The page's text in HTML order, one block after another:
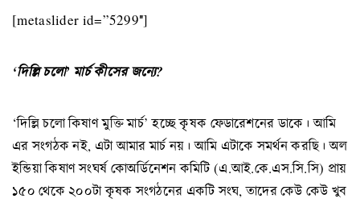
[metaslider id=”5299″]
‘দিল্লি চলো’ মার্চ কীসের জন্যে?
‘দিল্লি চলো কিষাণ মুক্তি মার্চ’ হচ্ছে কৃষক ফেডারেশনের ডাকে। আমি
এর সংগঠক নই, এটা আমার মার্চ নয়। আমি এটাকে সমর্থন করছি। অল
ইন্ডিয়া কিষাণ সংঘর্ষ কোঅর্ডিনেশন কমিটি (এ.আই.কে.এস.সি.সি) প্রায়
১৫০ থেকে ২০০টা কৃষক সংগঠনের একটি সংঘ, তাদের কেউ কেউ খুব